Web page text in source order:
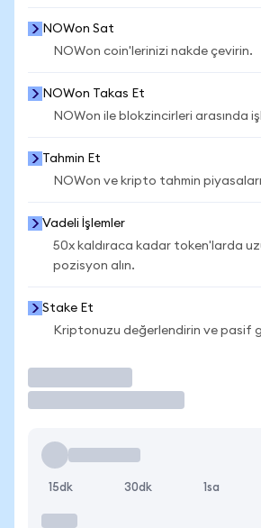
NOWon Sat
NOWon coin'lerinizi nakde çevirin.
NOWon Takas Et
NOWon ile blokzincirleri arasında
Tahmin Et
NOWon ve kripto tahmin
Vadeli İşlemler
50x kaldıraca kadar token'larda
pozisyon alın.
Stake Et
Kriptonuzu değerlendirin ve pasif
15dk 30dk 1sa